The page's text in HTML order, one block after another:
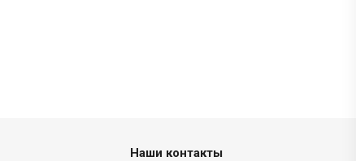
Наши контакты